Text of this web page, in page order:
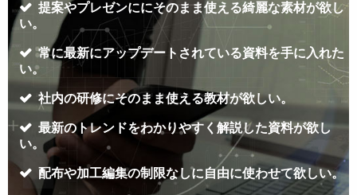
提案やプレゼンににそのまま使える綺麗な素材が欲し
い。
常に最新にアップデートされている資料を手に入れた
い。
社内の研修にそのまま使える教材が欲しい。
最新のトレンドをわかりやすく解説した資料が欲し
い。
配布や加工編集の制限なしに自由に使わせて欲しい。